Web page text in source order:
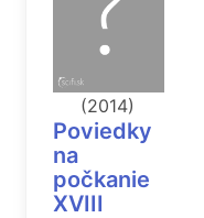
(2014)
Poviedky
na
počkanie
XVIII